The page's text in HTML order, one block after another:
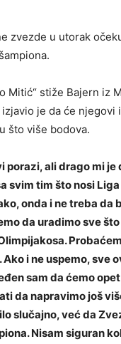
zvezde u utorak
Mitić“ stiže Bajern iz
je da će njegovi
što više bodova.
porazi, ali drago mi je
svim tim što nosi
onda i ne treba da
da uradimo sve
i ne uspemo, sve
sam da ćemo
da napravimo još
slučajno, već da
Nisam siguran